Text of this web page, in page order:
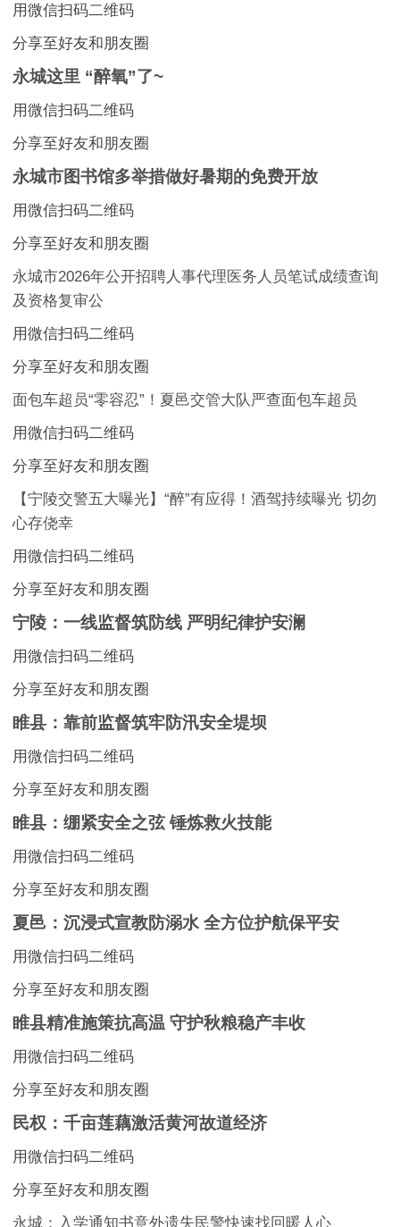
用微信扫码二维码
分享至好友和朋友圈
永城这里 “醉氧”了~
用微信扫码二维码
分享至好友和朋友圈
永城市图书馆多举措做好暑期的免费开放
用微信扫码二维码
分享至好友和朋友圈
永城市2026年公开招聘人事代理医务人员笔试成绩查询
及资格复审公
用微信扫码二维码
分享至好友和朋友圈
面包车超员“零容忍”！夏邑交管大队严查面包车超员
用微信扫码二维码
分享至好友和朋友圈
【宁陵交警五大曝光】“醉”有应得！酒驾持续曝光 切勿
心存侥幸
用微信扫码二维码
分享至好友和朋友圈
宁陵：一线监督筑防线 严明纪律护安澜
用微信扫码二维码
分享至好友和朋友圈
睢县：靠前监督筑牢防汛安全堤坝
用微信扫码二维码
分享至好友和朋友圈
睢县：绷紧安全之弦 锤炼救火技能
用微信扫码二维码
分享至好友和朋友圈
夏邑：沉浸式宣教防溺水 全方位护航保平安
用微信扫码二维码
分享至好友和朋友圈
睢县精准施策抗高温 守护秋粮稳产丰收
用微信扫码二维码
分享至好友和朋友圈
民权：千亩莲藕激活黄河故道经济
用微信扫码二维码
分享至好友和朋友圈
永城：入学通知书意外遗失民警快速找回暖人心